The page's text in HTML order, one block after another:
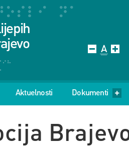
Aktuelnosti Dokumenti